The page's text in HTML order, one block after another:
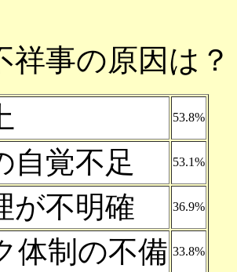
祥事の原因は？
53.8%
自覚不足 53.1%
が不明確 36.9%
体制の不備 33.8%